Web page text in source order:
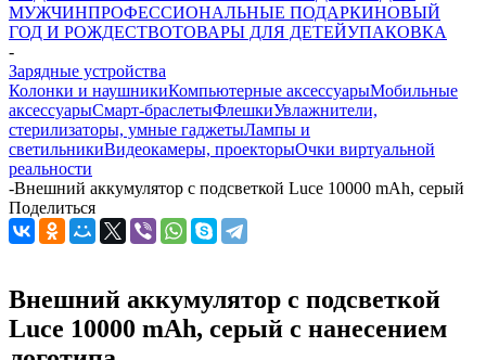
МУЖЧИНПРОФЕССИОНАЛЬНЫЕ ПОДАРКИНОВЫЙ
ГОД И РОЖДЕСТВОТОВАРЫ ДЛЯ ДЕТЕЙУПАКОВКА
-
Зарядные устройства
Колонки и наушникиКомпьютерные аксессуарыМобильные
аксессуарыСмарт-браслетыФлешкиУвлажнители,
стерилизаторы, умные гаджетыЛампы и
светильникиВидеокамеры, проекторыОчки виртуальной
реальности
-Внешний аккумулятор с подсветкой Luce 10000 mAh, серый
Поделиться
Внешний аккумулятор с подсветкой
Luce 10000 mAh, серый с нанесением